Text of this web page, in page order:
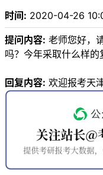
时间: 2020-04-26
提问内容: 老师您好，
吗？今年采取什么样的
回复内容: 欢迎报考天